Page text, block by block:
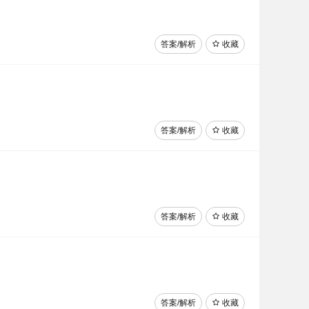
收藏
答案/解析
收藏
答案/解析
收藏
答案/解析
收藏
答案/解析